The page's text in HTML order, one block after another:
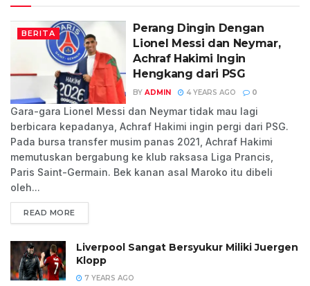
BERITA
Perang Dingin Dengan
Lionel Messi dan Neymar,
Achraf Hakimi Ingin
Hengkang dari PSG
BY ADMIN 4 YEARS AGO 0
Gara-gara Lionel Messi dan Neymar tidak mau lagi
berbicara kepadanya, Achraf Hakimi ingin pergi dari PSG.
Pada bursa transfer musim panas 2021, Achraf Hakimi
memutuskan bergabung ke klub raksasa Liga Prancis,
Paris Saint-Germain. Bek kanan asal Maroko itu dibeli
oleh...
READ MORE
Liverpool Sangat Bersyukur Miliki Juergen
Klopp
7 YEARS AGO